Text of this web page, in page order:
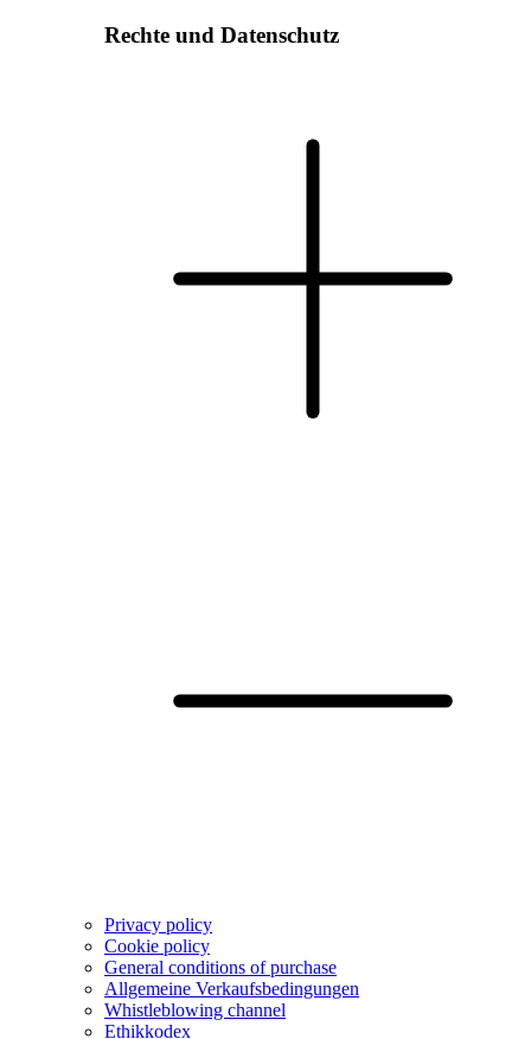
Rechte und Datenschutz
Privacy policy
Cookie policy
General conditions of purchase
Allgemeine Verkaufsbedingungen
Whistleblowing channel
Ethikkodex